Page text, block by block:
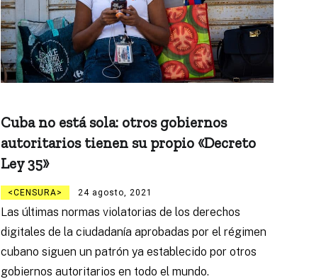
Cuba no está sola: otros gobiernos
autoritarios tienen su propio «Decreto
Ley 35»
CENSURA 24 agosto, 2021
Las últimas normas violatorias de los derechos
digitales de la ciudadanía aprobadas por el régimen
cubano siguen un patrón ya establecido por otros
gobiernos autoritarios en todo el mundo.